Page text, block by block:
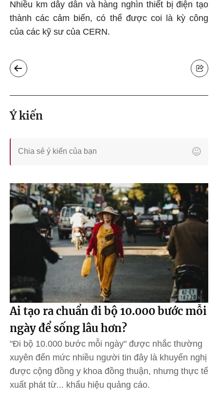
Nhiều km dây dẫn và hàng nghìn thiết bị điện tạo
thành các cảm biến, có thể được coi là kỳ công
của các kỹ sư của CERN.
Ý kiến
Ai tạo ra chuẩn đi bộ 10.000 bước mỗi
ngày để sống lâu hơn?
"Đi bộ 10.000 bước mỗi ngày" được nhắc thường
xuyên đến mức nhiều người tin đây là khuyến nghị
được cộng đồng y khoa đồng thuận, nhưng thực tế
xuất phát từ... khẩu hiệu quảng cáo.